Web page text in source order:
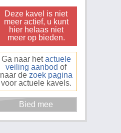
Deze kavel is niet
meer actief, u kunt
hier helaas niet
meer op bieden.
Ga naar hetactuele
veiling aanbod of
naar de zoek pagina
voor actuele kavels.